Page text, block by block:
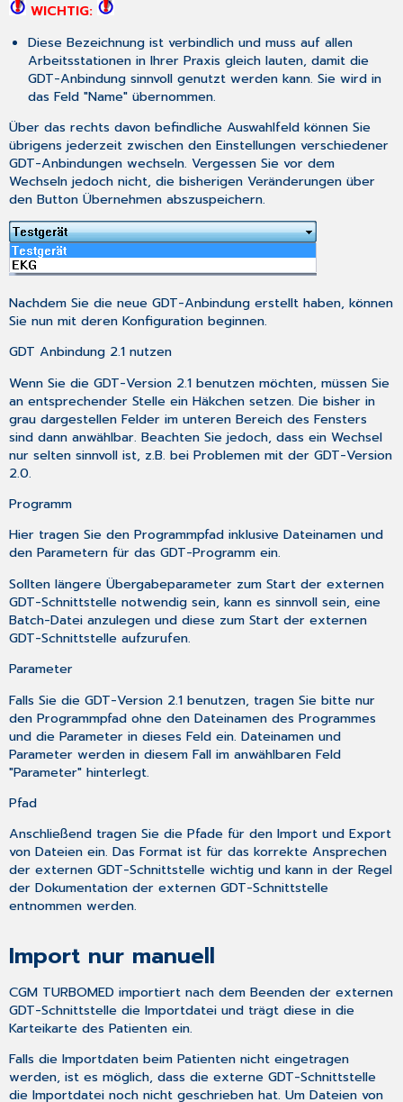
Hyperlinkeintrag
Artspalte
Karteikarte
GDT
2.1
übernehmen
Notwendige
Anpassungen:
WICHTIG:
Diese Bezeichnung ist verbindlich und muss auf allen
Arbeitsstationen in Ihrer Praxis gleich lauten, damit die
GDT-Anbindung sinnvoll genutzt werden kann. Sie wird in
das Feld "Name" übernommen.
Über das rechts davon befindliche Auswahlfeld können Sie
übrigens jederzeit zwischen den Einstellungen verschiedener
GDT-Anbindungen wechseln. Vergessen Sie vor dem
Wechseln jedoch nicht, die bisherigen Veränderungen über
den ButtonÜbernehmen abszuspeichern.
Nachdem Sie die neue GDT-Anbindung erstellt haben, können
Sie nun mit deren Konfiguration beginnen.
GDT Anbindung 2.1 nutzen
Wenn Sie die GDT-Version 2.1 benutzen möchten, müssen Sie
an entsprechender Stelle ein Häkchen setzen. Die bisher in
grau dargestellen Felder im unteren Bereich des Fensters
sind dann anwählbar. Beachten Sie jedoch, dass ein Wechsel
nur selten sinnvoll ist, z.B. bei Problemen mit der GDT-Version
2.0.
Programm
Hier tragen Sie den Programmpfad inklusive Dateinamen und
den Parametern für das GDT-Programm ein.
Sollten längere Übergabeparameter zum Start der externen
GDT-Schnittstelle notwendig sein, kann es sinnvoll sein, eine
Batch-Datei anzulegen und diese zum Start der externen
GDT-Schnittstelle aufzurufen.
Parameter
Falls Sie die GDT-Version 2.1 benutzen, tragen Sie bitte nur
den Programmpfad ohne den Dateinamen des Programmes
und die Parameter in dieses Feld ein. Dateinamen und
Parameter werden in diesem Fall im anwählbaren Feld
"Parameter" hinterlegt.
Pfad
Anschließend tragen Sie die Pfade für den Import und Export
von Dateien ein. Das Format ist für das korrekte Ansprechen
der externen GDT-Schnittstelle wichtig und kann in der Regel
der Dokumentation der externen GDT-Schnittstelle
entnommen werden.
Import nur manuell
CGM TURBOMED importiert nach dem Beenden der externen
GDT-Schnittstelle die Importdatei und trägt diese in die
Karteikarte des Patienten ein.
Falls die Importdaten beim Patienten nicht eingetragen
werden, ist es möglich, dass die externe GDT-Schnittstelle
die Importdatei noch nicht geschrieben hat. Um Dateien von